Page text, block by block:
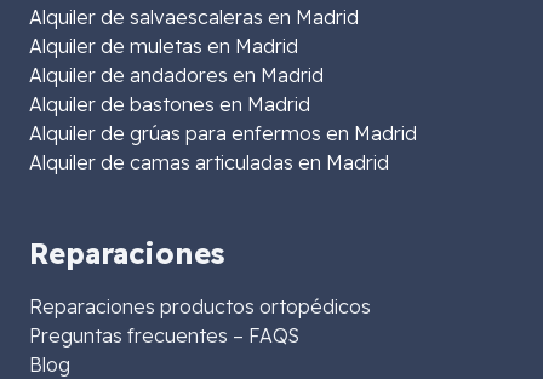
Alquiler de salvaescaleras en Madrid
Alquiler de muletas en Madrid
Alquiler de andadores en Madrid
Alquiler de bastones en Madrid
Alquiler de grúas para enfermos en Madrid
Alquiler de camas articuladas en Madrid
Reparaciones
Reparaciones productos ortopédicos
Preguntas frecuentes – FAQS
Blog